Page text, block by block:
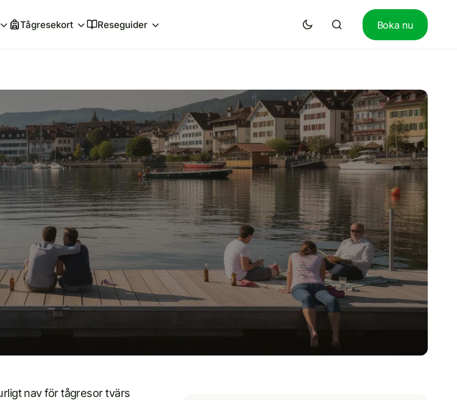
Tågresekort Reseguider Boka nu
nav för tågresor tvärs